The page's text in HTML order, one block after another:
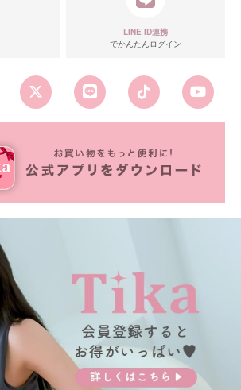
LINE ID連携
でかんたんログイン